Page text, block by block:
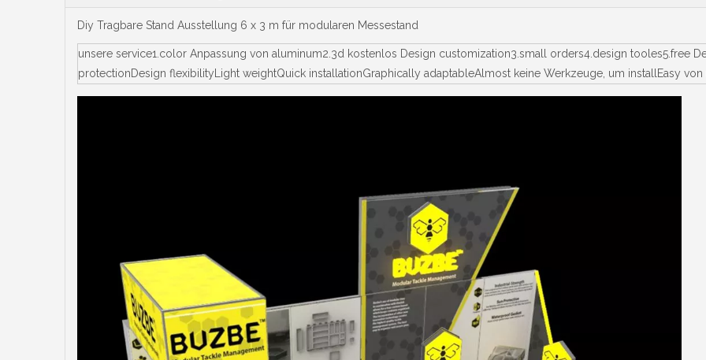
Diy Tragbare Stand Ausstellung 6 x 3 m für modularen Messestand
unsere service1.color Anpassung von aluminum2.3d kostenlos Design customization3.small orders4.design tooles5.free
protectionDesign flexibilityLight weightQuick installationGraphically adaptableAlmost keine Werkzeuge, um installEasy von